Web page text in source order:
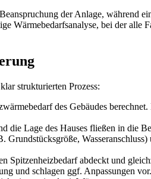
der Anlage, während
Wärmebedarfsanalyse, bei der
strukturierten Prozess:
des Gebäudes
die Lage des Hauses fließen in die
Grundstücksgröße,
Spitzenheizbedarf abdeckt und
und schlagen ggf. Anpassungen vor.